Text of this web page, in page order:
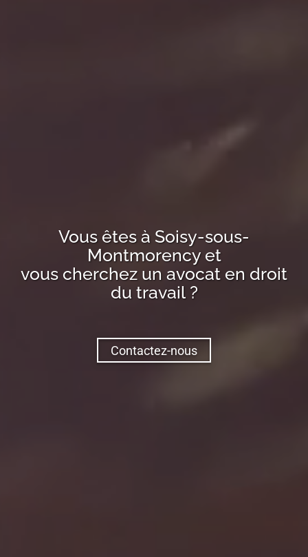
Vous êtes à Soisy-sous-
Montmorencyet
vous cherchez un avocat en droit
du travail ?
Contactez-nous